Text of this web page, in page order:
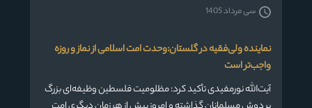
نماینده ولی‌فقیه در گلستان:وحدت امت اسلامی از نماز و روزه
واجب‌تر است
آیت‌الله نورمفیدی تأکید کرد: مظلومیت فلسطین وظیفه‌ای بزرگ
سی مرداد 1405